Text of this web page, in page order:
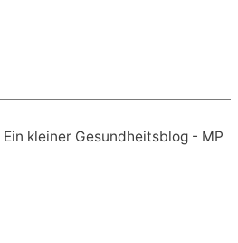
Ein kleiner Gesundheitsblog - MP